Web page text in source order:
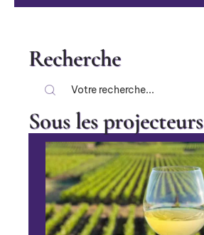
Recherche
Sous les projecteurs